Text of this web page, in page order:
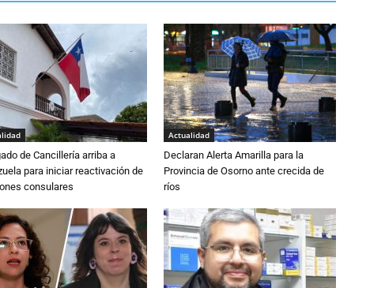
de Cancillería arriba a
para iniciar reactivación de
consulares
Actualidad
Declaran Alerta Amarilla para la
Provincia de Osorno ante crecida de
ríos